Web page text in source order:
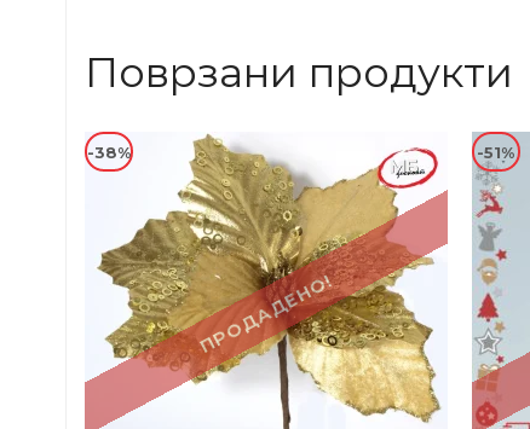
Поврзани продукти
ПРОДАДЕНО!
-38% -51%